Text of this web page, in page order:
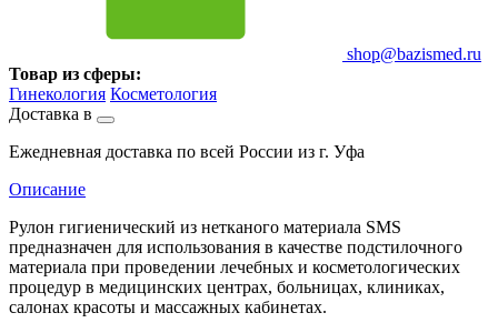
shop@bazismed.ru
Товар из сферы:
Гинекология Косметология
Доставка в
Ежедневная доставка по всей России из г. Уфа
Описание
Рулон гигиенический из нетканого материала SMS
предназначен для использования в качестве подстилочного
материала при проведении лечебных и косметологических
процедур в медицинских центрах, больницах, клиниках,
салонах красоты и массажных кабинетах.